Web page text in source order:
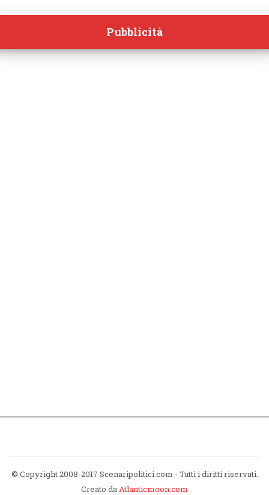
Pubblicità
© Copyright 2008-2017 Scenaripolitici.com - Tutti i diritti riservati.
Creato daAtlanticmoon.com